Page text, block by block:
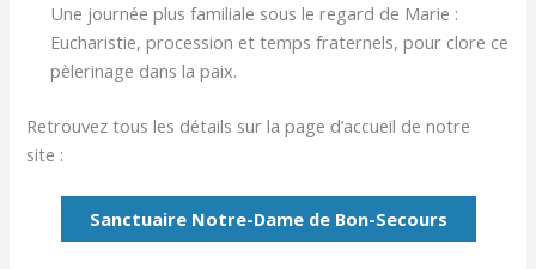
Une journée plus familiale sous le regard de Marie :
Eucharistie, procession et temps fraternels, pour clore ce
pèlerinage dans la paix.
Retrouvez tous les détails sur la page d’accueil de notre
site :
Sanctuaire Notre-Dame de Bon-Secours